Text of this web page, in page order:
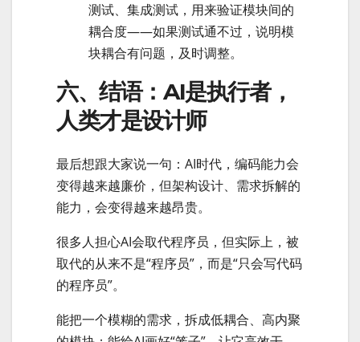
测试、集成测试，用来验证模块间的
耦合度——如果测试通不过，说明模
块耦合有问题，及时调整。
六、结语：AI是执行者，
人类才是设计师
最后想跟大家说一句：AI时代，编码能力会
变得越来越廉价，但架构设计、需求拆解的
能力，会变得越来越昂贵。
很多人担心AI会取代程序员，但实际上，被
取代的从来不是“程序员”，而是“只会写代码
的程序员”。
能把一个模糊的需求，拆成低耦合、高内聚